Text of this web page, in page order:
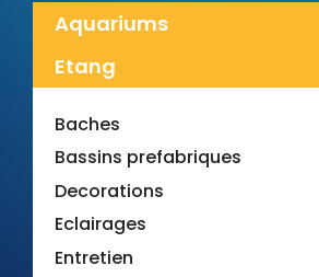
Aquariums
Etang
Baches
Bassins prefabriques
Decorations
Eclairages
Entretien